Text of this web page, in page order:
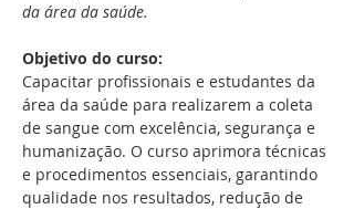
da área da saúde.
Objetivo do curso:
Capacitar profissionais e estudantes da
área da saúde para realizarem a coleta
de sangue com excelência, segurança e
humanização. O curso aprimora técnicas
e procedimentos essenciais, garantindo
qualidade nos resultados, redução de